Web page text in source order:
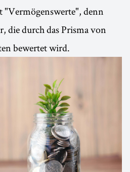
"Vermögenswerte", denn
die durch das Prisma von
bewertet wird.